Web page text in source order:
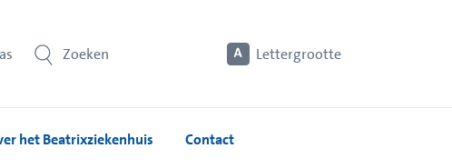
Zoeken Lettergrootte
het Beatrixziekenhuis Contact